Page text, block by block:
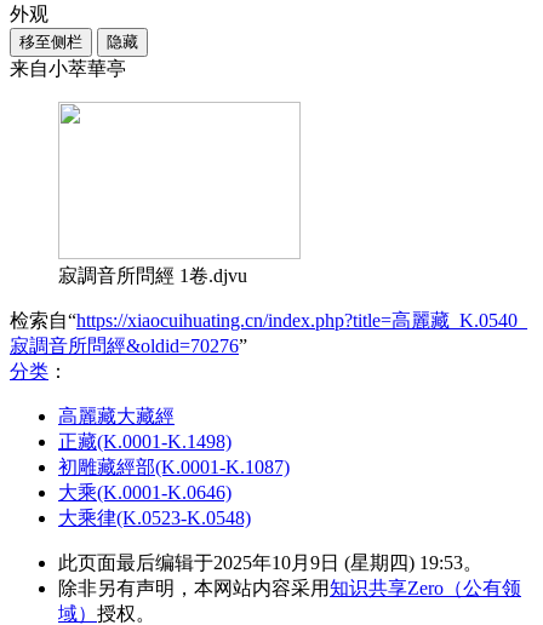
外观
移至侧栏 隐藏
来自小萃華亭
寂調音所問經 1卷.djvu
检索自“https://xiaocuihuating.cn/index.php?title=高麗藏_K.0540_
寂調音所問經&oldid=70276”
分类 ：​
高麗藏大藏經
正藏(K.0001-K.1498)
初雕藏經部(K.0001-K.1087)
大乘(K.0001-K.0646)
大乘律(K.0523-K.0548)
此页面最后编辑于2025年10月9日 (星期四) 19:53。
除非另有声明，本网站内容采用知识共享Zero（公有领
域） 授权。